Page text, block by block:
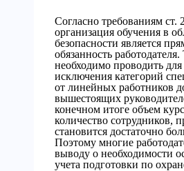
Согласно требованиям
организация обучения в
безопасности является
обязанность
необходимо проводить для
исключения категорий
от линейных работников
вышестоящих
конечном итоге объем
количество сотрудников,
становится достаточно
Поэтому многие
выводу о необходимости
учета подготовки по